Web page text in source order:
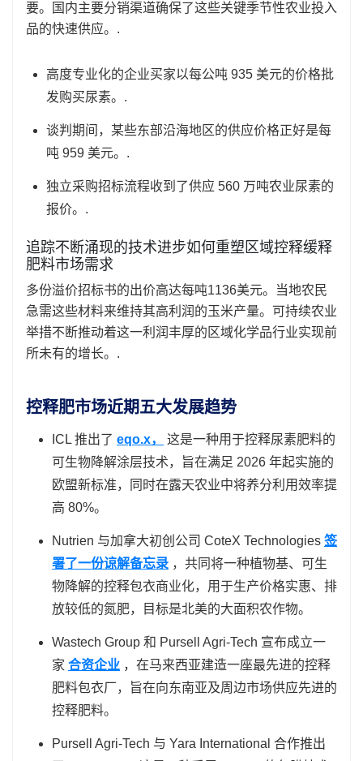
要。国内主要分销渠道确保了这些关键季节性农业投入
品的快速供应。.
高度专业化的企业买家以每公吨 935 美元的价格批
发购买尿素。.
谈判期间，某些东部沿海地区的供应价格正好是每
吨 959 美元。.
独立采购招标流程收到了供应 560 万吨农业尿素的
报价。.
追踪不断涌现的技术进步如何重塑区域控释缓释
肥料市场需求
多份溢价招标书的出价高达每吨1136美元。当地农民
急需这些材料来维持其高利润的玉米产量。可持续农业
举措不断推动着这一利润丰厚的区域化学品行业实现前
所未有的增长。.
控释肥市场近期五大发展趋势
ICL 推出了 eqo.x，
这是一种用于控释尿素肥料的
可生物降解涂层技术，旨在满足 2026 年起实施的
欧盟新标准，同时在露天农业中将养分利用效率提
高 80%。
Nutrien 与加拿大初创公司 CoteX Technologies 签
署了一份谅解备忘录 ，共同将一种植物基、可生
物降解的控释包衣商业化，用于生产价格实惠、排
放较低的氮肥，目标是北美的大面积农作物。
Wastech Group 和 Pursell Agri‑Tech 宣布成立一
家 合资企业 ，在马来西亚建造一座最先进的控释
肥料包衣厂，旨在向东南亚及周边市场供应先进的
控释肥料。
Pursell Agri‑Tech 与 Yara International 合作推出